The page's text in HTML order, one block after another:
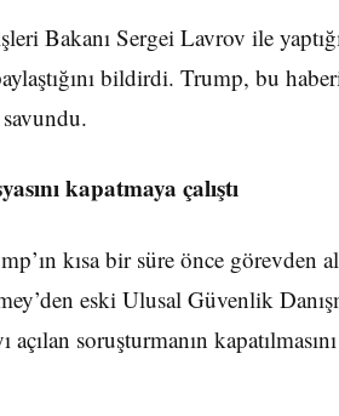
Bakanı Sergei Lavrov ile
bildirdi. Trump, bu
kapatmaya çalıştı
kısa bir süre önce görevden
eski Ulusal Güvenlik
soruşturmanın